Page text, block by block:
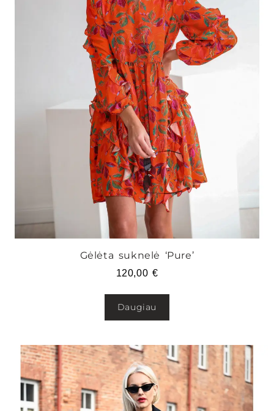
Gėlėta suknelė ‘Pure’
120,00 €
Daugiau